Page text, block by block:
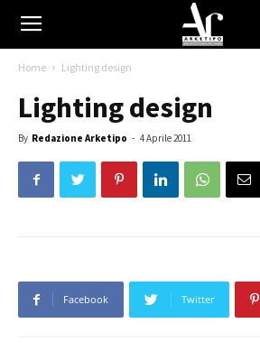
Home Lighting design
Lighting design
By Redazione Arketipo - 4 Aprile 2011
Facebook Twitter